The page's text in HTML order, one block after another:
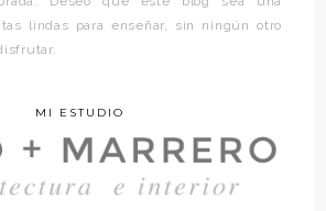
lindas para enseñar, sin ningún otro
MI ESTUDIO